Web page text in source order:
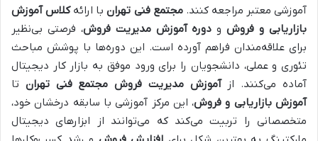
آموزشی معتبر مراجعه کنند.مجتمع فنی تهرانبا ارائهکلاس آموزش
بازاریابی و فروشو دوره آموزش مدیریت فروش، فرصتی بی‌نظیر
برای علاقه‌مندان فراهم آورده است. این دوره‌ها با پوشش مباحث
تئوری و عملی، دانشجویان را برای ورود موفق به بازار کار دیجیتال
آماده می‌کنند. ازآموزش مدیریت فروش مجتمع فنی تهران تا
آموزش بازاریابی و فروش، این مرکز آموزشی با سابقه درخشان خود،
متخصصانی را تربیت می‌کند که می‌توانند از ابزارهای دیجیتال